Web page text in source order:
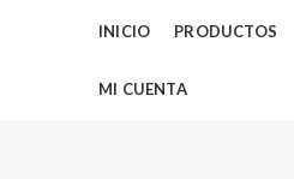
INICIO PRODUCTOS
MI CUENTA